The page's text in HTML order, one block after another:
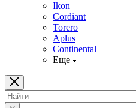
Ikon
Cordiant
Torero
Aplus
Continental
Еще